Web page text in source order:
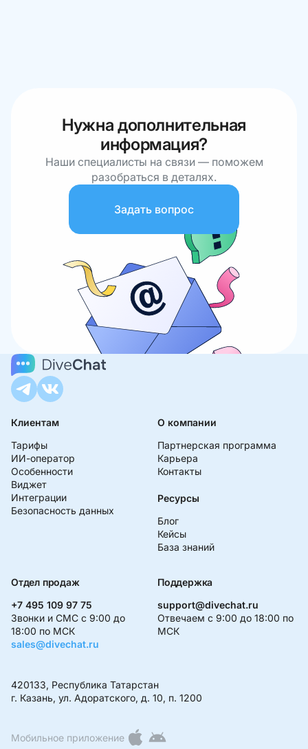
Нужна дополнительная
информация?
Наши специалисты на связи — поможем
разобраться в деталях.
Задать вопрос
Клиентам
Тарифы
ИИ-оператор
Особенности
Виджет
Интеграции
Безопасность данных
О компании
Партнерская программа
Карьера
Контакты
Ресурсы
Блог
Кейсы
База знаний
Отдел продаж
+7 495 109 97 75
Звонки и СМС с 9:00 до
18:00 по МСК
sales@divechat.ru
Поддержка
support@divechat.ru
Отвечаем с 9:00 до 18:00 по
МСК
420133, Республика Татарстан
г. Казань, ул. Адоратского, д. 10, п. 1200
Мобильное приложение